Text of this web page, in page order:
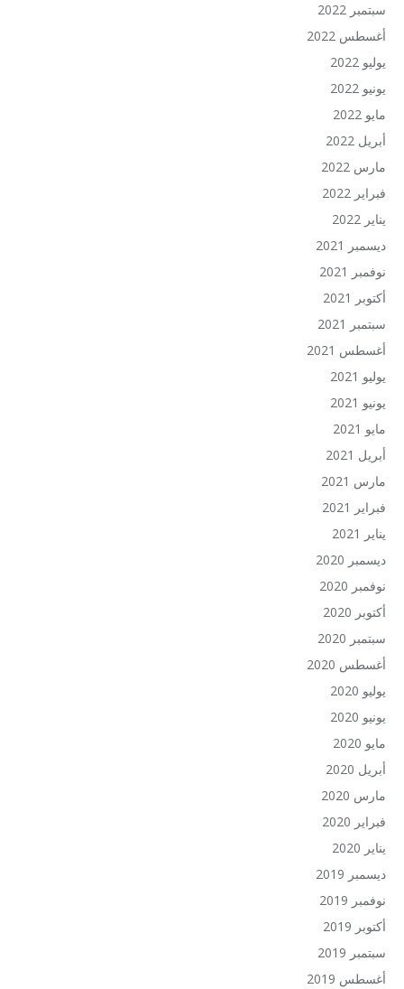
سبتمبر 2022
أغسطس 2022
يوليو 2022
يونيو 2022
مايو 2022
أبريل 2022
مارس 2022
فبراير 2022
يناير 2022
ديسمبر 2021
نوفمبر 2021
أكتوبر 2021
سبتمبر 2021
أغسطس 2021
يوليو 2021
يونيو 2021
مايو 2021
أبريل 2021
مارس 2021
فبراير 2021
يناير 2021
ديسمبر 2020
نوفمبر 2020
أكتوبر 2020
سبتمبر 2020
أغسطس 2020
يوليو 2020
يونيو 2020
مايو 2020
أبريل 2020
مارس 2020
فبراير 2020
يناير 2020
ديسمبر 2019
نوفمبر 2019
أكتوبر 2019
سبتمبر 2019
أغسطس 2019